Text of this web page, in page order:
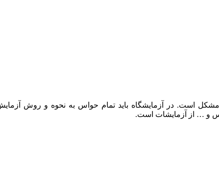
است. در آزمایشگاه باید تمام حواس به نحوه و روش